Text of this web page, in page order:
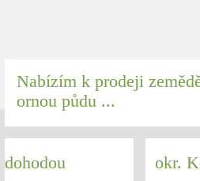
Nabízím k prodeji
ornou půdu ...
dohodou okr.